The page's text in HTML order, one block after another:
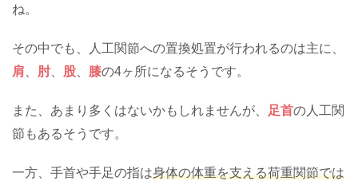
ね。
その中でも、人工関節への置換処置が行われるのは主に、
肩
肘、 股 膝の4ヶ所になるそうです。
また、あまり多くはないかもしれませんが、 足首の人工関
節もあるそうです。
一方、手首や手足の指は身体の体重を支える荷重関節では